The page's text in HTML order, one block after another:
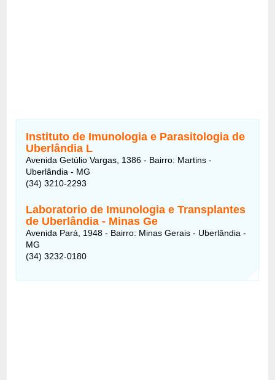
Instituto de Imunologia e Parasitologia de
Uberlândia L
Avenida Getúlio Vargas, 1386 - Bairro: Martins -
Uberlândia - MG
(34) 3210-2293
Laboratorio de Imunologia e Transplantes
de Uberlândia - Minas Ge
Avenida Pará, 1948 - Bairro: Minas Gerais - Uberlândia -
MG
(34) 3232-0180